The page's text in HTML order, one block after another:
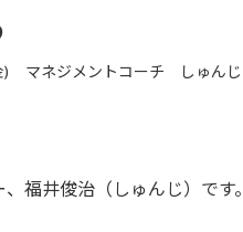
マネジメントコーチ しゅんじ
福井俊治（しゅんじ）です。